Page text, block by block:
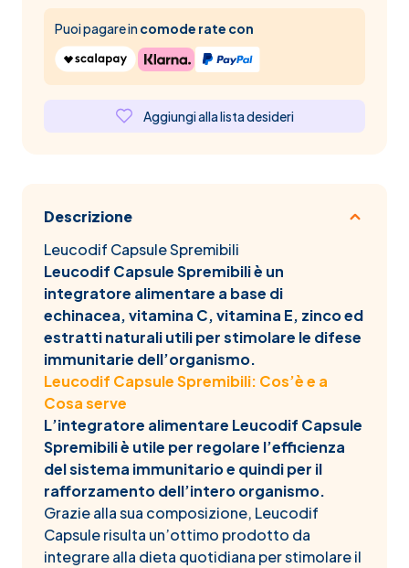
Puoi pagare incomode rate con
Aggiungi alla lista desideri
Descrizione
Leucodif Capsule Spremibili
Leucodif Capsule Spremibili è un
integratore alimentare a base di
echinacea, vitamina C, vitamina E, zinco ed
estratti naturali utili per stimolare le difese
immunitarie dell’organismo.
Leucodif Capsule Spremibili: Cos’è e a
Cosa serve
L’integratore alimentare Leucodif Capsule
Spremibili è utile per regolare l’efficienza
del sistema immunitario e quindi per il
rafforzamento dell’intero organismo.
Grazie alla sua composizione, Leucodif
Capsule risulta un’ottimo prodotto da
integrare alla dieta quotidiana per stimolare il